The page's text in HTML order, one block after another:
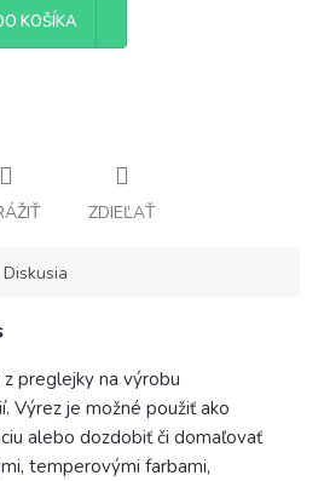
KOŠÍKA
ZDIEĽAŤ
Diskusia
preglejky na výrobu
Výrez je možné použiť ako
alebo dozdobiť či domaľovať
temperovými farbami,